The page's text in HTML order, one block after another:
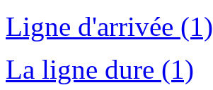
Ligne d'arrivée (1)
La ligne dure (1)